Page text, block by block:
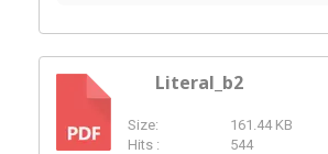
PDF
Literal_b2
Size:
161.44 KB
Hits :
544